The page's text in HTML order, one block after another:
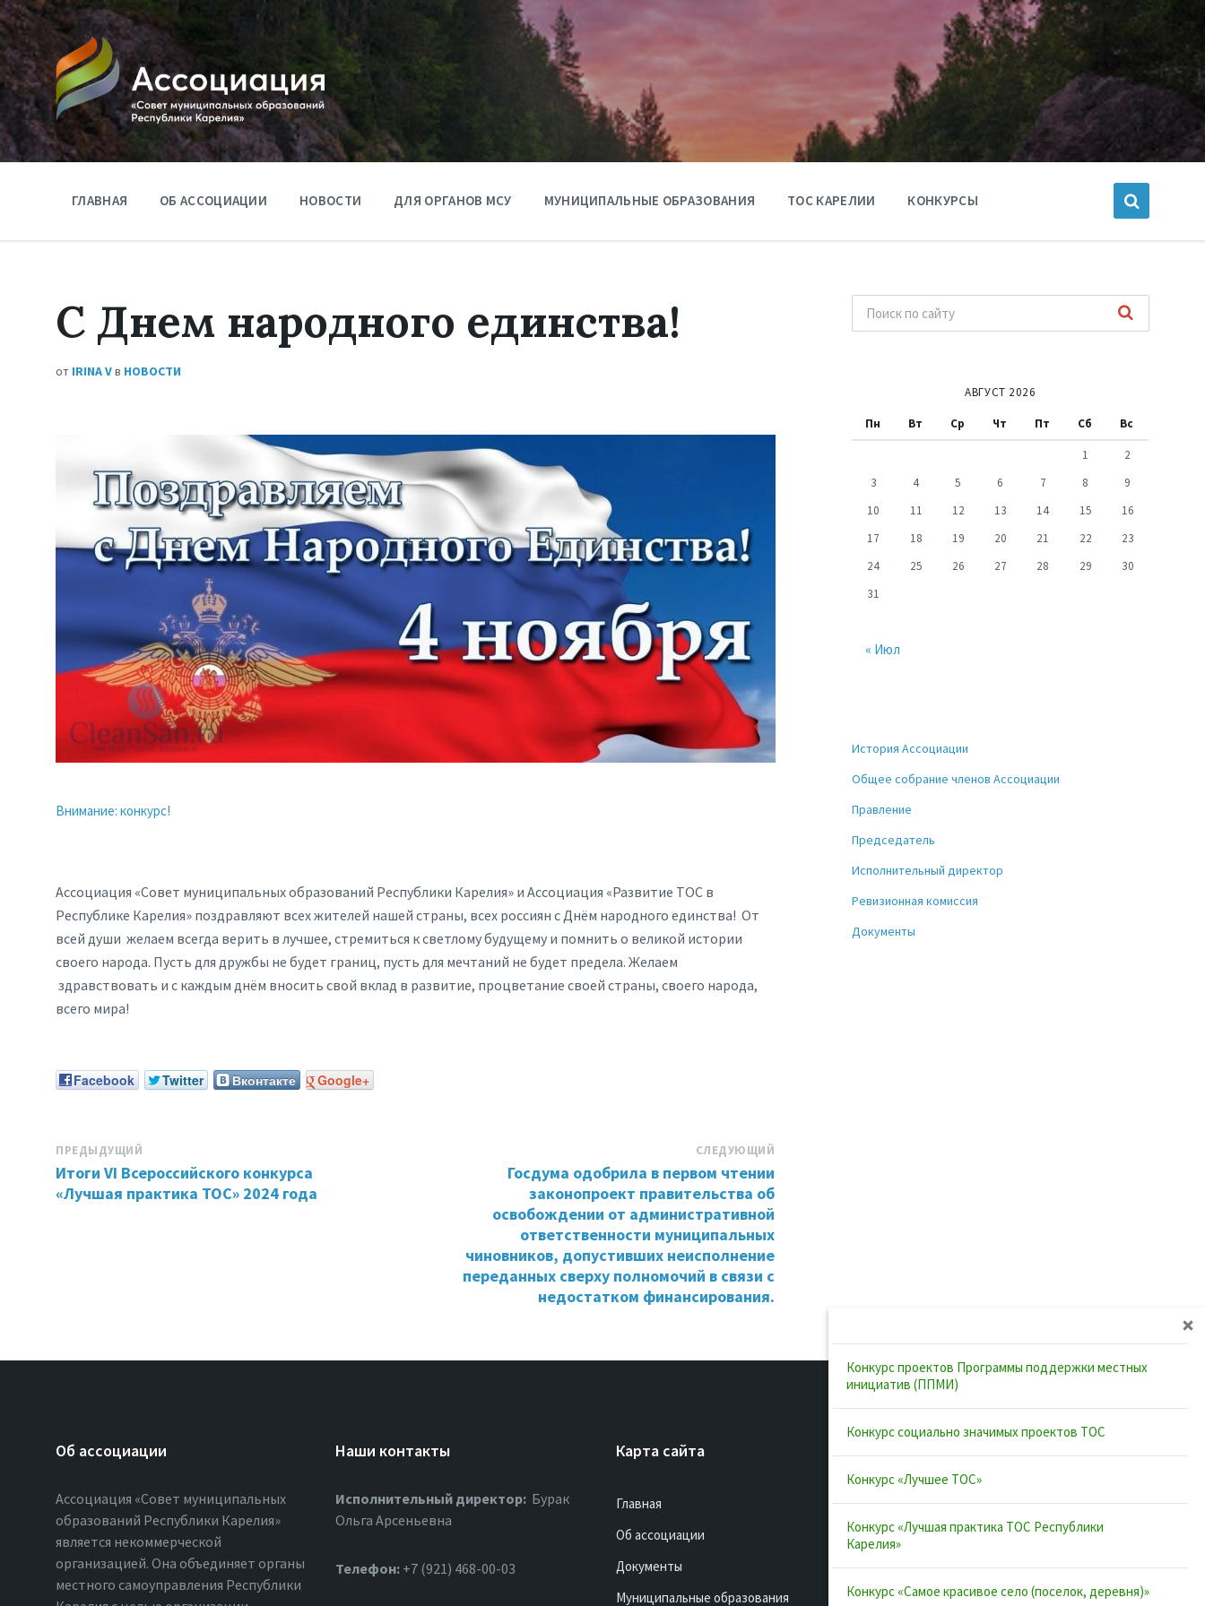
ГЛАВНАЯ ОБ АССОЦИАЦИИ НОВОСТИ ДЛЯ ОРГАНОВ МСУ МУНИЦИПАЛЬНЫЕ ОБРАЗОВАНИЯ ТОС КАРЕЛИИ КОНКУРСЫ
С Днем народного единства!
от IRINA Vв НОВОСТИ
Внимание: конкурс!
Ассоциация «Совет муниципальных образований Республики Карелия» и Ассоциация «Развитие ТОС в
Республике Карелия» поздравляют всех жителей нашей страны, всех россиян с Днём народного единства! От
всей души желаем всегда верить в лучшее, стремиться к светлому будущему и помнить о великой истории
своего народа. Пусть для дружбы не будет границ, пусть для мечтаний не будет предела. Желаем
здравствовать и с каждым днём вносить свой вклад в развитие, процветание своей страны, своего народа,
всего мира!
Facebook Twitter Вконтакте Google+
ПРЕДЫДУЩИЙ
Итоги VI Всероссийского конкурса
«Лучшая практика ТОС» 2024 года
СЛЕДУЮЩИЙ
Госдума одобрила в первом чтении
законопроект правительства об
освобождении от административной
ответственности муниципальных
чиновников, допустивших неисполнение
переданных сверху полномочий в связи с
недостатком финансирования.
АВГУСТ 2026
Пн Вт Ср Чт Пт Сб Вс
1
2
3
4 5 6 7 8
9
10
11 12 13 14 15
16
17
18 19 20 21 22
23
24
25 26 27 28 29
30
31
« Июл
История Ассоциации
Общее собрание членов Ассоциации
Правление
Председатель
Исполнительный директор
Ревизионная комиссия
Документы
Об ассоциации
Ассоциация «Совет муниципальных
образований Республики Карелия»
является некоммерческой
организацией. Она объединяет органы
местного самоуправления Республики
Наши контакты
Исполнительный директор: Бурак
Ольга Арсеньевна
Телефон: +7 (921) 468-00-03
Карта сайта
Главная
Об ассоциации
Документы
Муниципальные образования
Полезные ссылки
Интернет-портал Республики
Карелия
Инициативы Карелии
Комфортная городская среда в
Карелии
Конкурс проектов Программы поддержки местных
инициатив (ППМИ)
Конкурс социально значимых проектов ТОС
Конкурс «Лучшее ТОС»
Конкурс «Лучшая практика ТОС Республики
Карелия»
Конкурс «Самое красивое село (поселок, деревня)»